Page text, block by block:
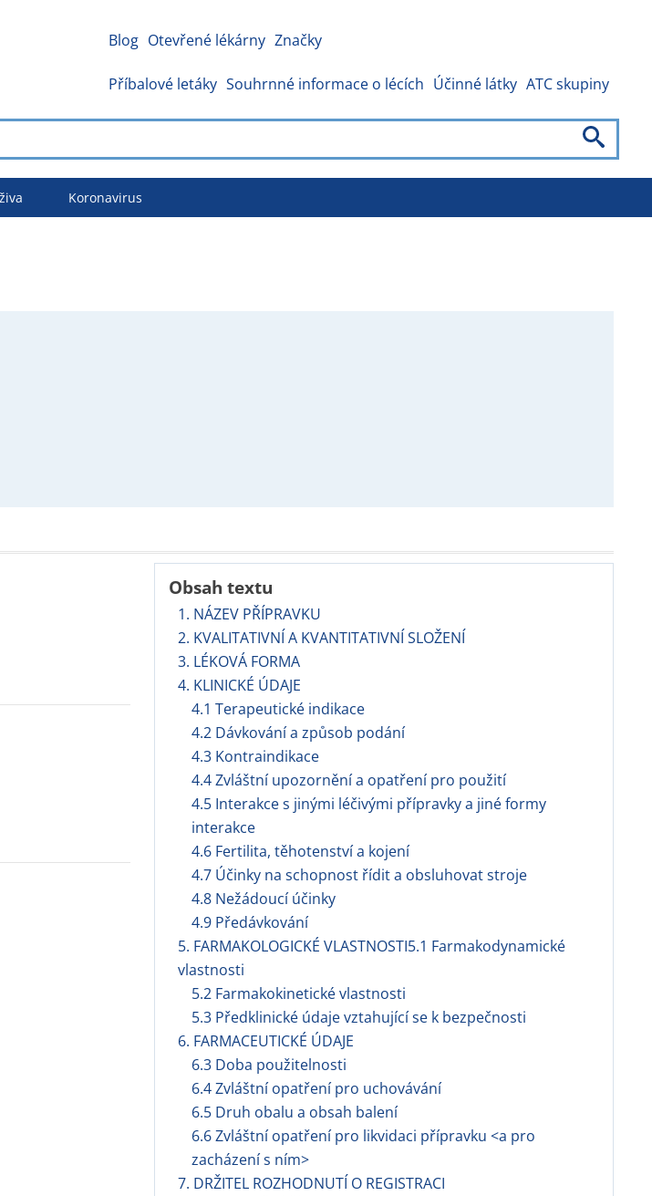
Blog Otevřené lékárny Značky
Příbalové letáky Souhrnné informace o lécích Účinné látky ATC skupiny
Koronavirus
Obsah textu
1. NÁZEV PŘÍPRAVKU
2. KVALITATIVNÍ A KVANTITATIVNÍ SLOŽENÍ
3. LÉKOVÁ FORMA
4. KLINICKÉ ÚDAJE
4.1 Terapeutické indikace
4.2 Dávkování a způsob podání
4.3 Kontraindikace
4.4 Zvláštní upozornění a opatření pro použití
4.5 Interakce s jinými léčivými přípravky a jiné formy
interakce
4.6 Fertilita, těhotenství a kojení
4.7 Účinky na schopnost řídit a obsluhovat stroje
4.8 Nežádoucí účinky
4.9 Předávkování
5. FARMAKOLOGICKÉ VLASTNOSTI5.1 Farmakodynamické
vlastnosti
5.2 Farmakokinetické vlastnosti
5.3 Předklinické údaje vztahující se k bezpečnosti
6. FARMACEUTICKÉ ÚDAJE
6.3 Doba použitelnosti
6.4 Zvláštní opatření pro uchovávání
6.5 Druh obalu a obsah balení
6.6 Zvláštní opatření pro likvidaci přípravku <a pro
zacházení s ním>
7. DRŽITEL ROZHODNUTÍ O REGISTRACI